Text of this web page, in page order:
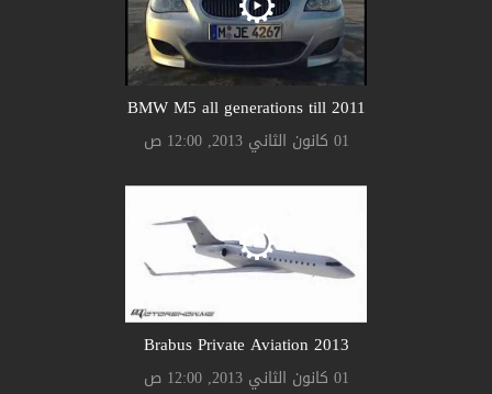
BMW M5 all generations till 2011
01 كانون الثاني 2013, 12:00 ص
Brabus Private Aviation 2013
01 كانون الثاني 2013, 12:00 ص